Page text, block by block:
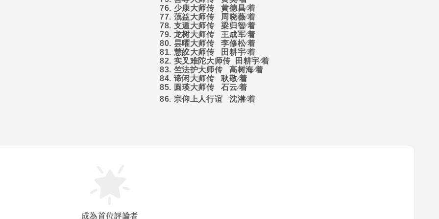
76. 少康大师传
黄德昌∕着
77. 蕅益大师传
周晓薇∕着
78. 支遁大师传
梁归智∕着
79. 龙树大师传
王成军∕着
80. 昙曜大师传
李修松∕着
81. 慧皎大师传
田耕宇∕着
82. 实叉难陀大师传
田耕宇∕着
83. 竺法护大师传
高树海∕着
84. 谛闲大师传
耿敬∕着
85. 圆瑛大师传
石云∕着
86. 宗仰上人行谊 沈潜∕着
成為首位評論者